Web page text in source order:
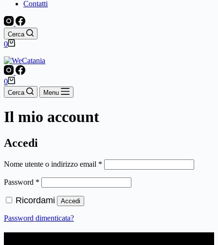
Contatti
Cerca
Carrello
0
Carrello
0
Cerca Menu
Il mio account
Accedi
Nome utente o indirizzo email *
Password *
Ricordami Accedi
Password dimenticata?